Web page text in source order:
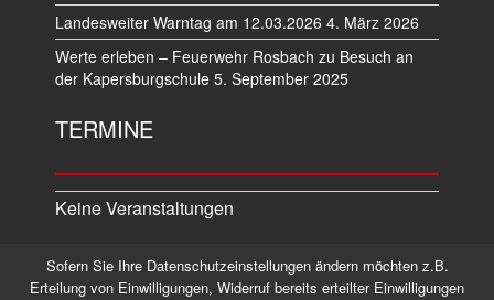
Landesweiter Warntag am 12.03.2026 4. März 2026
Werte erleben – Feuerwehr Rosbach zu Besuch an
der Kapersburgschule 5. September 2025
TERMINE
Keine Veranstaltungen
Datenschutz Impressum
Sofern Sie Ihre Datenschutzeinstellungen ändern möchten z.B.
Erteilung von Einwilligungen, Widerruf bereits erteilter Einwilligungen